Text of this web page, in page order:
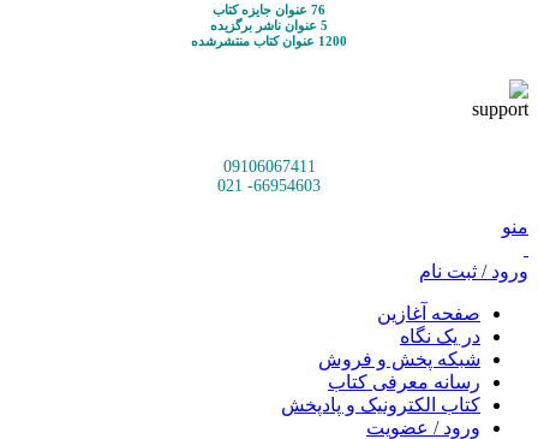
76 عنوان جایزه کتاب
5 عنوان ناشر برگزیده
1200 عنوان کتاب منتشرشده
09106067411
66954603- 021
منو
ورود / ثبت نام
صفحه آغازین
در یک نگاه
شبکه پخش و فروش
رسانه معرفی کتاب
کتاب الکترونیک و پادپخش
ورود / عضویت